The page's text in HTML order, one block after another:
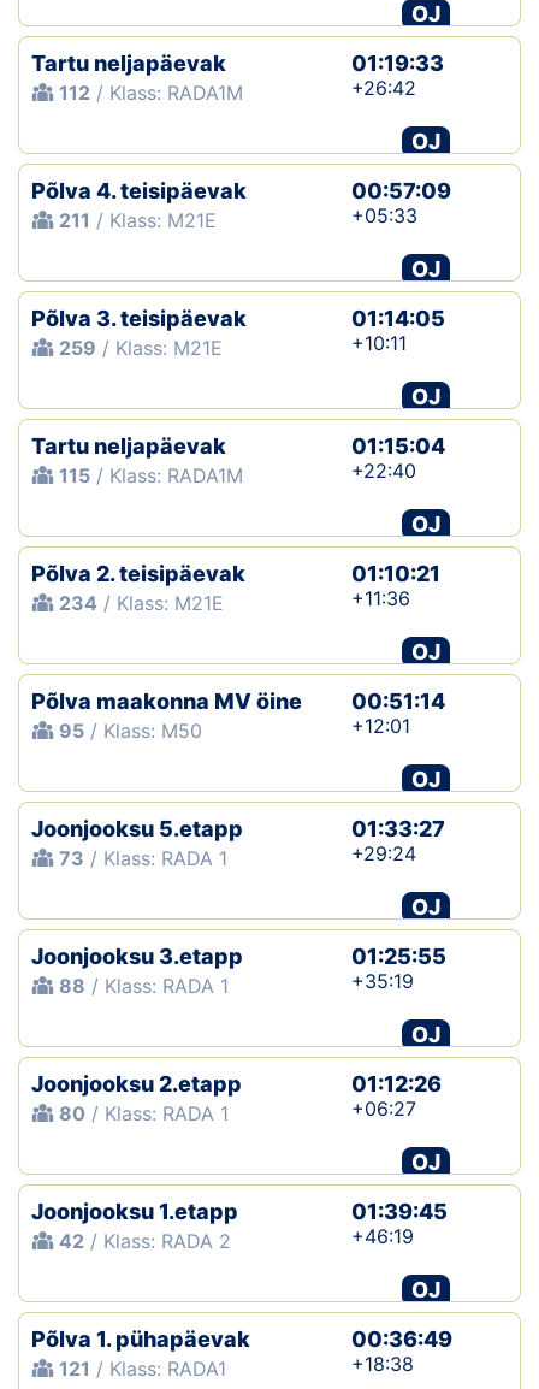
OJ
Tartu neljapäevak
112 / Klass: RADA1M
01:19:33
+26:42
OJ
Põlva 4. teisipäevak
211 / Klass: M21E
00:57:09
+05:33
OJ
Põlva 3. teisipäevak
259 / Klass: M21E
01:14:05
+10:11
OJ
Tartu neljapäevak
115 / Klass: RADA1M
01:15:04
+22:40
OJ
Põlva 2. teisipäevak
234 / Klass: M21E
01:10:21
+11:36
OJ
Põlva maakonna MV öine
95 / Klass: M50
00:51:14
+12:01
OJ
Joonjooksu 5.etapp
73 / Klass: RADA 1
01:33:27
+29:24
OJ
Joonjooksu 3.etapp
88 / Klass: RADA 1
01:25:55
+35:19
OJ
Joonjooksu 2.etapp
80 / Klass: RADA 1
01:12:26
+06:27
OJ
Joonjooksu 1.etapp
42 / Klass: RADA 2
01:39:45
+46:19
OJ
Põlva 1. pühapäevak
121 / Klass: RADA1
00:36:49
+18:38